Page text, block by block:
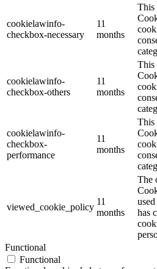
cookielawinfo-
checkbox-necessary
11
months
This
cookielawinfo-
checkbox-others
11
months
This
cookielawinfo-
checkbox-
performance
11
months
This
viewed_cookie_policy
11
months
The
has
Functional
Functional